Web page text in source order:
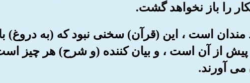
را باز نخواهد گشت.
مندان است ، این (قرآن) سخنی نبود که (به دروغ)
از آن است ، و بیان کننده (و شرح) هر چیز
آورند.